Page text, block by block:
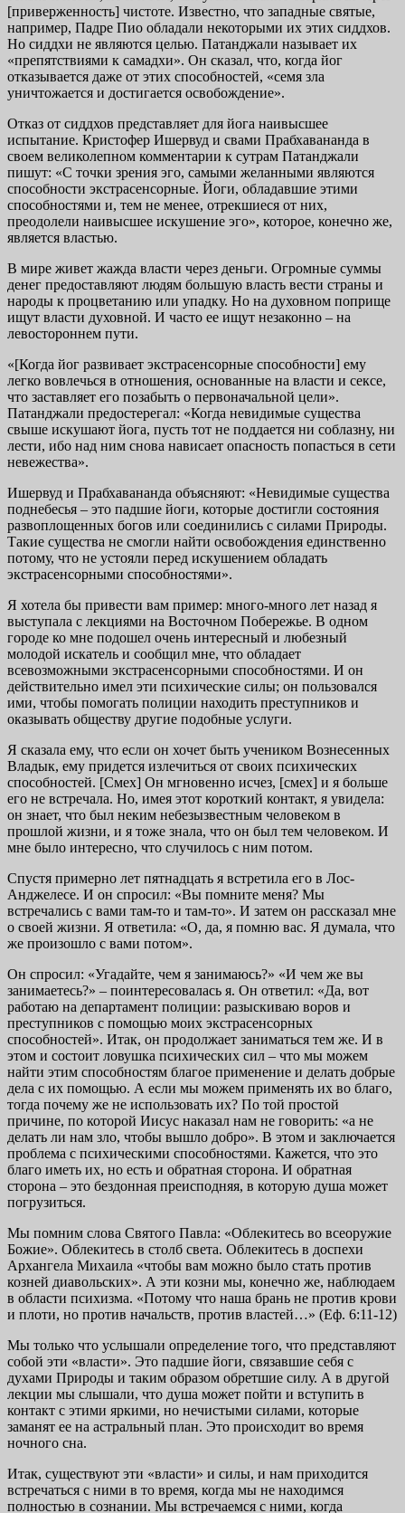
[приверженность] чистоте. Известно, что западные святые,
например, Падре Пио обладали некоторыми их этих сиддхов.
Но сиддхи не являются целью. Патанджали называет их
«препятствиями к самадхи». Он сказал, что, когда йог
отказывается даже от этих способностей, «семя зла
уничтожается и достигается освобождение».
Отказ от сиддхов представляет для йога наивысшее
испытание. Кристофер Ишервуд и свами Прабхавананда в
своем великолепном комментарии к сутрам Патанджали
пишут: «С точки зрения эго, самыми желанными являются
способности экстрасенсорные. Йоги, обладавшие этими
способностями и, тем не менее, отрекшиеся от них,
преодолели наивысшее искушение эго», которое, конечно же,
является властью.
В мире живет жажда власти через деньги. Огромные суммы
денег предоставляют людям большую власть вести страны и
народы к процветанию или упадку. Но на духовном поприще
ищут власти духовной. И часто ее ищут незаконно – на
левостороннем пути.
«[Когда йог развивает экстрасенсорные способности] ему
легко вовлечься в отношения, основанные на власти и сексе,
что заставляет его позабыть о первоначальной цели».
Патанджали предостерегал: «Когда невидимые существа
свыше искушают йога, пусть тот не поддается ни соблазну, ни
лести, ибо над ним снова нависает опасность попасться в сети
невежества».
Ишервуд и Прабхавананда объясняют: «Невидимые существа
поднебесья – это падшие йоги, которые достигли состояния
развоплощенных богов или соединились с силами Природы.
Такие существа не смогли найти освобождения единственно
потому, что не устояли перед искушением обладать
экстрасенсорными способностями».
Я хотела бы привести вам пример: много-много лет назад я
выступала с лекциями на Восточном Побережье. В одном
городе ко мне подошел очень интересный и любезный
молодой искатель и сообщил мне, что обладает
всевозможными экстрасенсорными способностями. И он
действительно имел эти психические силы; он пользовался
ими, чтобы помогать полиции находить преступников и
оказывать обществу другие подобные услуги.
Я сказала ему, что если он хочет быть учеником Вознесенных
Владык, ему придется излечиться от своих психических
способностей. [Смех] Он мгновенно исчез, [смех] и я больше
его не встречала. Но, имея этот короткий контакт, я увидела:
он знает, что был неким небезызвестным человеком в
прошлой жизни, и я тоже знала, что он был тем человеком. И
мне было интересно, что случилось с ним потом.
Спустя примерно лет пятнадцать я встретила его в Лос-
Анджелесе. И он спросил: «Вы помните меня? Мы
встречались с вами там-то и там-то». И затем он рассказал мне
о своей жизни. Я ответила: «О, да, я помню вас. Я думала, что
же произошло с вами потом».
Он спросил: «Угадайте, чем я занимаюсь?» «И чем же вы
занимаетесь?» – поинтересовалась я. Он ответил: «Да, вот
работаю на департамент полиции: разыскиваю воров и
преступников с помощью моих экстрасенсорных
способностей». Итак, он продолжает заниматься тем же. И в
этом и состоит ловушка психических сил – что мы можем
найти этим способностям благое применение и делать добрые
дела с их помощью. А если мы можем применять их во благо,
тогда почему же не использовать их? По той простой
причине, по которой Иисус наказал нам не говорить: «а не
делать ли нам зло, чтобы вышло добро». В этом и заключается
проблема с психическими способностями. Кажется, что это
благо иметь их, но есть и обратная сторона. И обратная
сторона – это бездонная преисподняя, в которую душа может
погрузиться.
Мы помним слова Святого Павла: «Облекитесь во всеоружие
Божие». Облекитесь в столб света. Облекитесь в доспехи
Архангела Михаила «чтобы вам можно было стать против
козней диавольских». А эти козни мы, конечно же, наблюдаем
в области психизма. «Потому что наша брань не против крови
и плоти, но против начальств, против властей…» (Еф. 6:11-12)
Мы только что услышали определение того, что представляют
собой эти «власти». Это падшие йоги, связавшие себя с
духами Природы и таким образом обретшие силу. А в другой
лекции мы слышали, что душа может пойти и вступить в
контакт с этими яркими, но нечистыми силами, которые
заманят ее на астральный план. Это происходит во время
ночного сна.
Итак, существуют эти «власти» и силы, и нам приходится
встречаться с ними в то время, когда мы не находимся
полностью в сознании. Мы встречаемся с ними, когда